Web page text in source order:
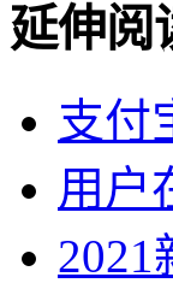
延伸阅
支付
用户